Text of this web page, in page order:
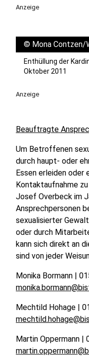
Anzeige
© Mona
Enthüllung der
Oktober 2011
Anzeige
Beauftragte
Um Betroffenen
durch haupt- oder
Essen erleiden oder
Kontaktaufnahme
Josef Overbeck im
Ansprechpersonen
sexualisierter
oder durch
kann sich direkt an
sind von jeder
Monika Bormann |
Mechtild Hohage |
Martin Oppermann |